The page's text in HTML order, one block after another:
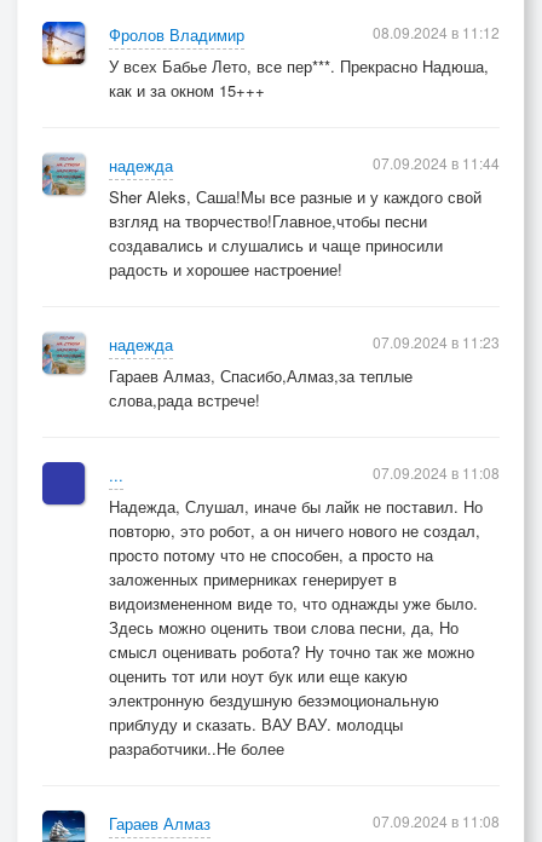
Фролов Владимир
У всех Бабье Лето, все пер***. Прекрасно Надюша,
как и за окном 15+++
08.09.2024 в 11:12
надежда
Sher Aleks, Саша!Мы все разные и у каждого свой
взгляд на творчество!Главное,чтобы песни
создавались и слушались и чаще приносили
радость и хорошее настроение!
07.09.2024 в 11:44
надежда
Гараев Алмаз, Спасибо,Алмаз,за теплые
слова,рада встрече!
07.09.2024 в 11:23
...
Надежда, Слушал, иначе бы лайк не поставил. Но
повторю, это робот, а он ничего нового не создал,
просто потому что не способен, а просто на
заложенных примерниках генерирует в
видоизмененном виде то, что однажды уже было.
Здесь можно оценить твои слова песни, да, Но
смысл оценивать робота? Ну точно так же можно
оценить тот или ноут бук или еще какую
электронную бездушную безэмоциональную
приблуду и сказать. ВАУ ВАУ. молодцы
разработчики..Не более
07.09.2024 в 11:08
Гараев Алмаз
07.09.2024 в 11:08